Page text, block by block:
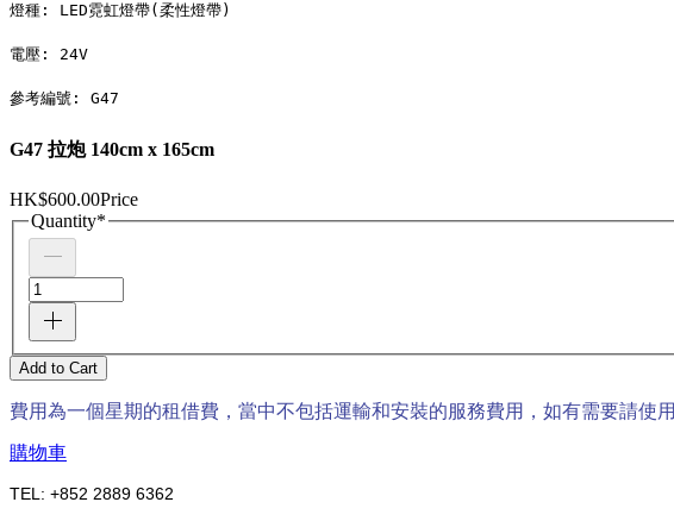
燈種: LED霓虹燈帶(柔性燈帶)
電壓: 24V
參考編號: G47
G47 拉炮 140cm x 165cm
HK$600.00Price
Quantity*
Add to Cart
費用為一個星期的租借費，當中不包括運輸和安裝的服務費用，如有需要請使用
購物車
TEL: +852 2889 6362